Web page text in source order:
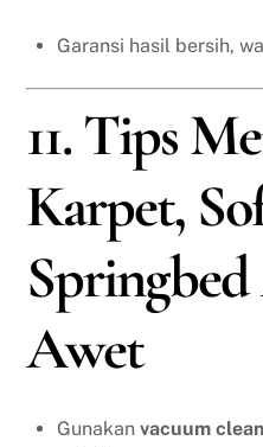
Garansi hasil bersih,
11. Tips
Karpet,
Awet
Gunakan vacuum